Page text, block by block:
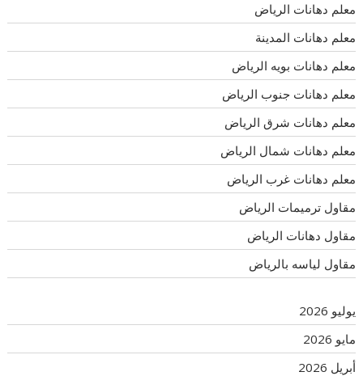
معلم دهانات الرياض
معلم دهانات المدينة
معلم دهانات بويه الرياض
معلم دهانات جنوب الرياض
معلم دهانات شرق الرياض
معلم دهانات شمال الرياض
معلم دهانات غرب الرياض
مقاول ترميمات الرياض
مقاول دهانات الرياض
مقاول لياسه بالرياض
يوليو 2026
مايو 2026
أبريل 2026